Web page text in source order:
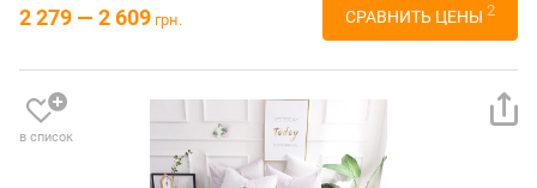
2 279 — 2 609 грн. СРАВНИТЬ ЦЕНЫ 2
в список